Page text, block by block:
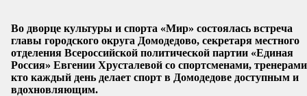
Во дворце культуры и спорта «Мир» состоялась встреча
главы городского округа Домодедово, секретаря местного
отделения Всероссийской политической партии «Единая
Россия» Евгении Хрусталевой со спортсменами,
кто каждый день делает спорт в Домодедове доступным и
вдохновляющим.